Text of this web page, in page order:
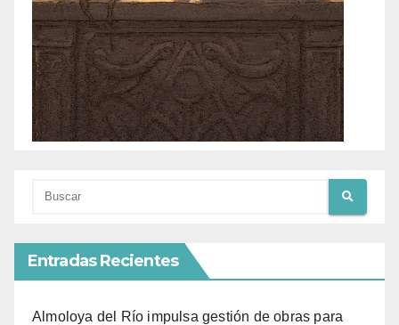
Entradas Recientes
Almoloya del Río impulsa gestión de obras para